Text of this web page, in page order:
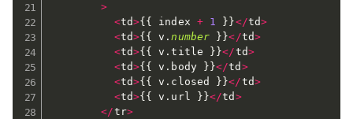
>
<td>{ { index + 1 } }</td>
<td>{ { v .number } }</td>
<td>{ { v .title } }</td>
<td>{ { v . body } }</td >
<td>{ { v . closed } }</td>
<td>{ { v . url } }</td >
</tr>